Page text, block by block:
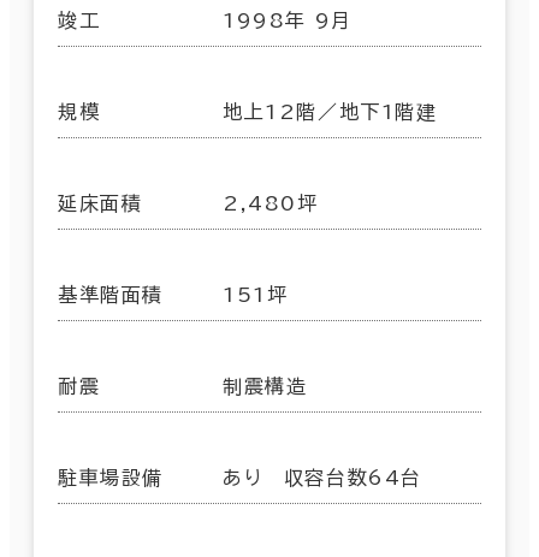
竣工 1998年 9月
規模 地上12階／地下1階建
延床面積 2,480坪
基準階面積 151坪
耐震 制震構造
駐車場設備 あり 収容台数64台